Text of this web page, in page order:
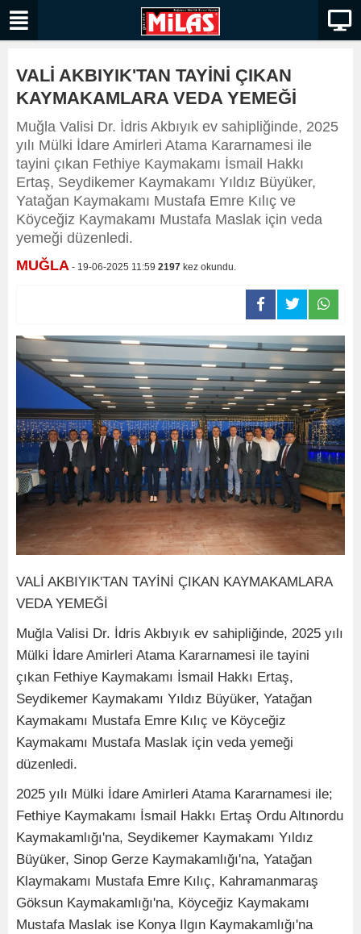
VALİ AKBIYIK'TAN TAYİNİ ÇIKAN
KAYMAKAMLARA VEDA YEMEĞİ
Muğla Valisi Dr. İdris Akbıyık ev sahipliğinde, 2025
yılı Mülki İdare Amirleri Atama Kararnamesi ile
tayini çıkan Fethiye Kaymakamı İsmail Hakkı
Ertaş, Seydikemer Kaymakamı Yıldız Büyüker,
Yatağan Kaymakamı Mustafa Emre Kılıç ve
Köyceğiz Kaymakamı Mustafa Maslak için veda
yemeği düzenledi.
MUĞLA - 19-06-2025 11:59 2197 kez okundu.
VALİ AKBIYIK'TAN TAYİNİ ÇIKAN KAYMAKAMLARA
VEDA YEMEĞİ
Muğla Valisi Dr. İdris Akbıyık ev sahipliğinde, 2025 yılı
Mülki İdare Amirleri Atama Kararnamesi ile tayini
çıkan Fethiye Kaymakamı İsmail Hakkı Ertaş,
Seydikemer Kaymakamı Yıldız Büyüker, Yatağan
Kaymakamı Mustafa Emre Kılıç ve Köyceğiz
Kaymakamı Mustafa Maslak için veda yemeği
düzenledi.
2025 yılı Mülki İdare Amirleri Atama Kararnamesi ile;
Fethiye Kaymakamı İsmail Hakkı Ertaş Ordu Altınordu
Kaymakamlığı'na, Seydikemer Kaymakamı Yıldız
Büyüker, Sinop Gerze Kaymakamlığı'na, Yatağan
Klaymakamı Mustafa Emre Kılıç, Kahramanmaraş
Göksun Kaymakamlığı'na, Köyceğiz Kaymakamı
Mustafa Maslak ise Konya Ilgın Kaymakamlığı'na